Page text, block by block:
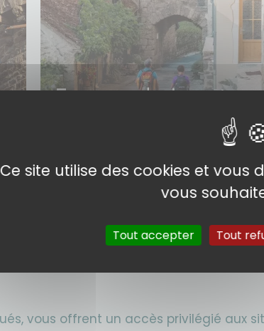
Escapade Lotoise
vous offrent un accès privilégié aux
Ce site utilise des cookies et vous
vous
Tout accepter Tout